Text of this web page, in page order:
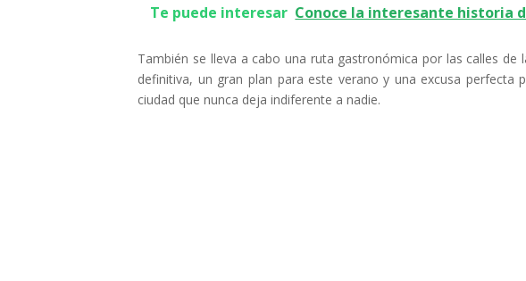
Te puede interesar Conoce la interesante historia
También se lleva a cabo una ruta gastronómica por las calles de
definitiva, un gran plan para este verano y una excusa perfecta
ciudad que nunca deja indiferente a nadie.